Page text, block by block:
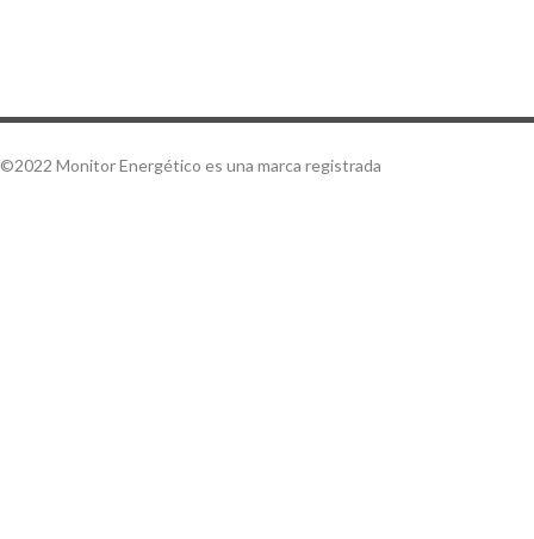
©2022 Monitor Energético es una marca registrada